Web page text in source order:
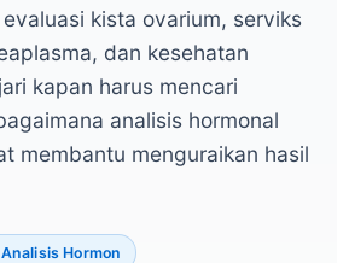
kista ovarium, serviks
dan kesehatan
kapan harus mencari
analisis hormonal
membantu menguraikan hasil
Analisis Hormon